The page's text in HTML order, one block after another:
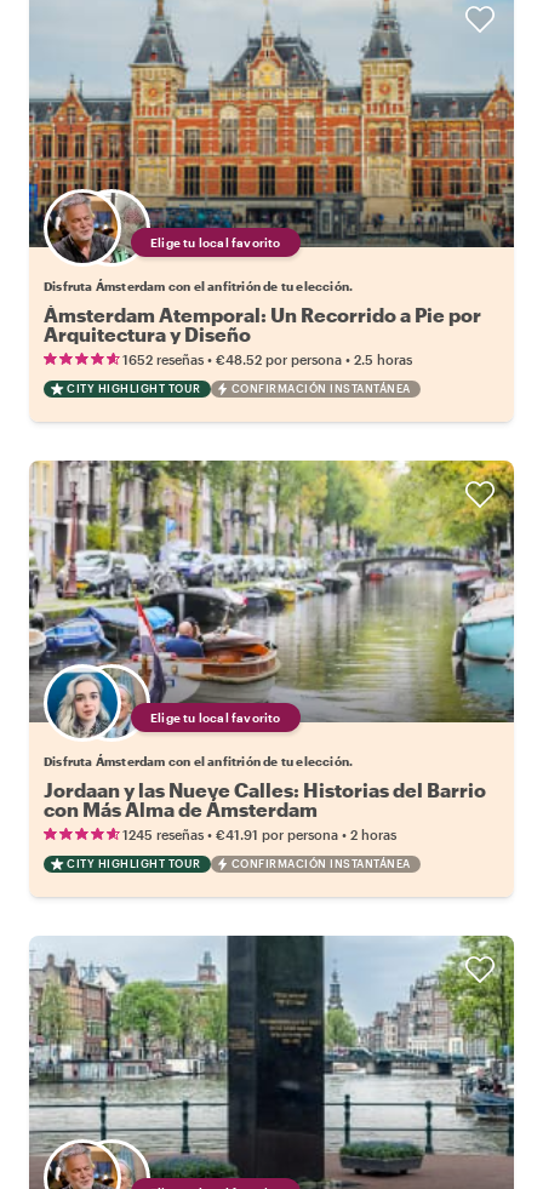
Elige tu local favorito
Disfruta Ámsterdam con el anfitrión de tu elección.
Ámsterdam Atemporal: Un Recorrido a Pie por
Arquitectura y Diseño
1652 reseñas • €48.52 por persona • 2.5 horas
CITY HIGHLIGHT TOUR CONFIRMACIÓN INSTANTÁNEA
Elige tu local favorito
Disfruta Ámsterdam con el anfitrión de tu elección.
Jordaan y las Nueve Calles: Historias del Barrio
con Más Alma de Ámsterdam
1245 reseñas • €41.91 por persona • 2 horas
CITY HIGHLIGHT TOUR CONFIRMACIÓN INSTANTÁNEA